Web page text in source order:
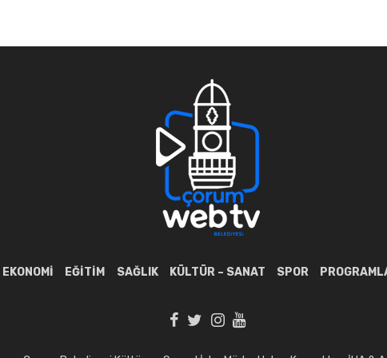
EKONOMI EĞITIM SAĞLIK KÜLTÜR – SANAT SPOR